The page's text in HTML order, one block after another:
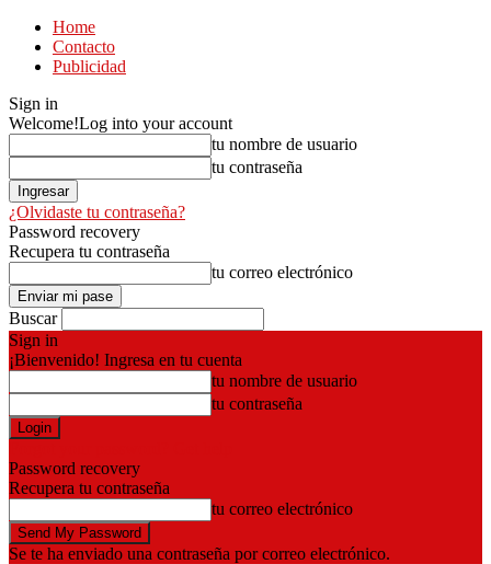
Home
Contacto
Publicidad
Sign in
Welcome!Log into your account
tu nombre de usuario
tu contraseña
¿Olvidaste tu contraseña?
Password recovery
Recupera tu contraseña
tu correo electrónico
Buscar
Sign in
¡Bienvenido! Ingresa en tu cuenta
tu nombre de usuario
tu contraseña
Password recovery
Recupera tu contraseña
tu correo electrónico
Se te ha enviado una contraseña por correo electrónico.